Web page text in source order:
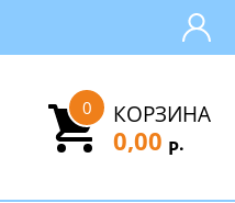
КОРЗИНА
0
0,00 Р.